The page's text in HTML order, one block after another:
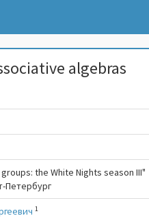
algebras
the White Nights season III"
Петербург
1